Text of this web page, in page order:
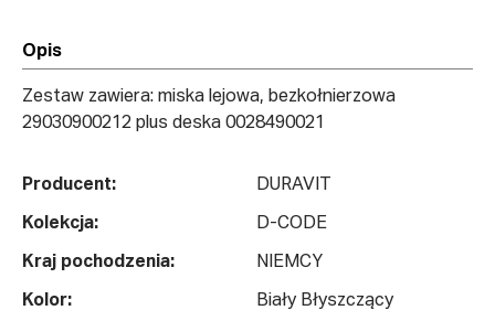
Opis
Zestaw zawiera: miska lejowa, bezkołnierzowa
29030900212 plus deska 0028490021
Producent: DURAVIT
Kolekcja: D-CODE
Kraj pochodzenia: NIEMCY
Kolor: Biały Błyszczący